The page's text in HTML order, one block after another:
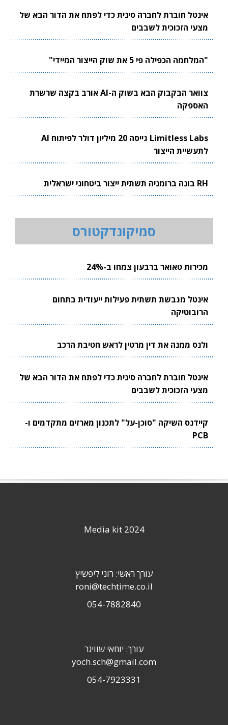
אינטל חוברת לחברה סינית כדי לפתח את הדור הבא של
מצעי הזכוכית לשבבים
"המלחמה הכפילה פי 5 את שוק הייצור המיידי"
צוואר הבקבוק הבא בשוק ה-AI אורב בקצה שרשרת
האספקה
Limitless Labs גייסה 20 מיליון דולר לפיתוח AI
לתעשיית הייצור
RH בונה ברומניה תשתית ייצור ביטחוני ישראלית
סמיקונדקטורס
מכירות טאואר ברבעון צמחו ב-24%
אינטל מגבשת תשתית פעילות ייעודית בתחום
הרובוטיקה
ולנס ממנה את דין מרטין לראש חטיבת הרכב
אינטל חוברת לחברה סינית כדי לפתח את הדור הבא של
מצעי הזכוכית לשבבים
קיידנס השיקה "סוכן-על" לתכנון מארזים מתקדמים ו-
PCB
Media kit 2024
עורך ראשי: רוני ליפשיץ
roni@techtime.co.il
054-7882840
עורך: יוחאי שוויגר
yoch.sch@gmail.com
054-7923331